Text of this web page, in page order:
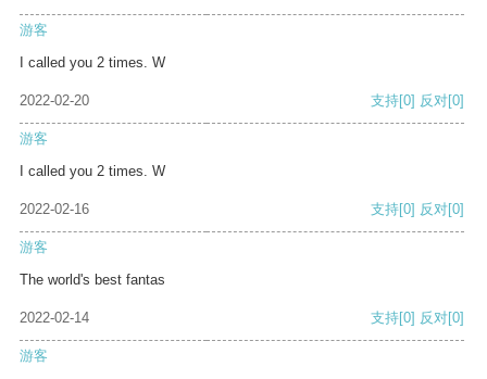
游客
I called you 2 times. W
2022-02-20 支持[0] 反对[0]
游客
I called you 2 times. W
2022-02-16 支持[0] 反对[0]
游客
The world's best fantas
2022-02-14 支持[0] 反对[0]
游客